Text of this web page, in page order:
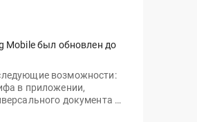
Mobile был обновлен до
возможности:
в приложении,
документа и